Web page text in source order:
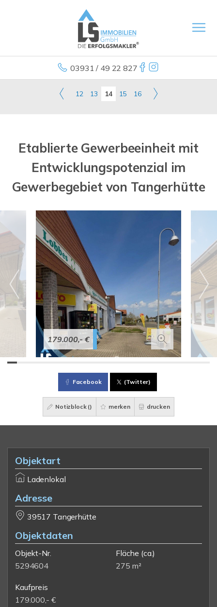
03931 / 49 22 827
12 13 14 15 16
Etablierte Gewerbeeinheit mit
Entwicklungspotenzial im
Gewerbegebiet von Tangerhütte
179.000,- €
Facebook (Twitter)
Notizblock () merken drucken
Objektart
Ladenlokal
Adresse
39517 Tangerhütte
Objektdaten
Objekt-Nr.
5294604
Fläche (ca.)
275 m²
Kaufpreis
179.000,- €